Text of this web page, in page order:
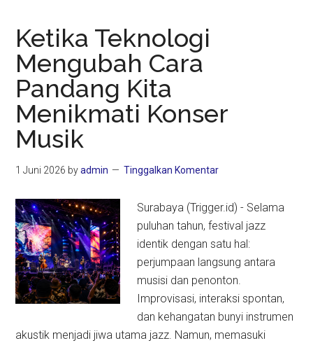
Ketika Teknologi
Mengubah Cara
Pandang Kita
Menikmati Konser
Musik
1 Juni 2026 byadmin Tinggalkan Komentar
Surabaya (Trigger.id) - Selama
puluhan tahun, festival jazz
identik dengan satu hal:
perjumpaan langsung antara
musisi dan penonton.
Improvisasi, interaksi spontan,
dan kehangatan bunyi instrumen
akustik menjadi jiwa utama jazz. Namun, memasuki